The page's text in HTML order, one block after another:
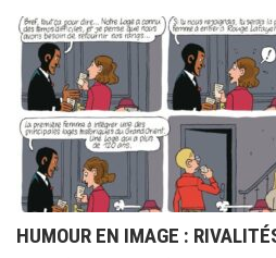
HUMOUR EN IMAGE :